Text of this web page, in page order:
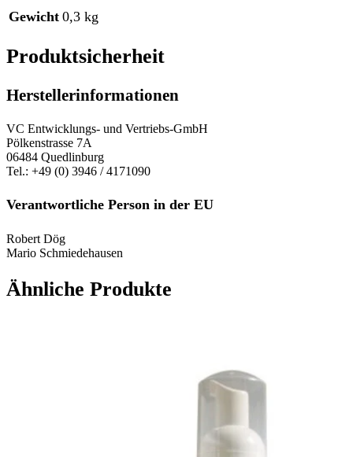
Gewicht 0,3 kg
Produktsicherheit
Herstellerinformationen
VC Entwicklungs- und Vertriebs-GmbH
Pölkenstrasse 7A
06484 Quedlinburg
Tel.: +49 (0) 3946 / 4171090
Verantwortliche Person in der EU
Robert Dög
Mario Schmiedehausen
Ähnliche Produkte